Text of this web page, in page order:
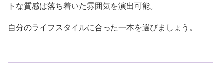
トな質感は落ち着いた雰囲気を演出可能。
自分のライフスタイルに合った一本を選びましょう。